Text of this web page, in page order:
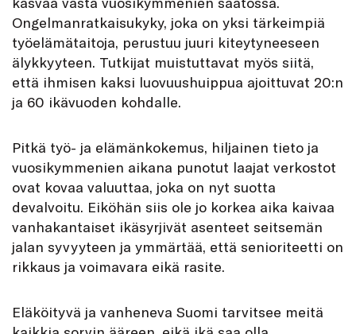
Ongelmanratkaisukyky, joka on yksi tärkeimpiä
työelämätaitoja, perustuu juuri kiteytyneeseen
älykkyyteen. Tutkijat muistuttavat myös siitä,
että ihmisen kaksi luovuushuippua ajoittuvat 20:n
ja 60 ikävuoden kohdalle.
Pitkä työ- ja elämänkokemus, hiljainen tieto ja
vuosikymmenien aikana punotut laajat verkostot
ovat kovaa valuuttaa, joka on nyt suotta
devalvoitu. Eiköhän siis ole jo korkea aika kaivaa
vanhakantaiset ikäsyrjivät asenteet seitsemän
jalan syvyyteen ja ymmärtää, että senioriteetti on
rikkaus ja voimavara eikä rasite.
Eläköityvä ja vanheneva Suomi tarvitsee meitä